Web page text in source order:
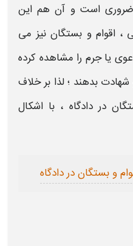
ضروری است و آن هم این
اقوام و بستگان نیز می
یا جرم را مشاهده کرده
شهادت بدهند ؛ لذا بر خلاف
در دادگاه ، با اشکال
و بستگان در دادگاه